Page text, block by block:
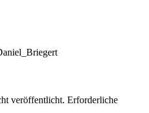
veröffentlicht. Erforderliche